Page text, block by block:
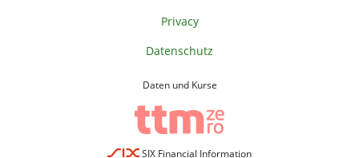
Privacy
Datenschutz
Daten und Kurse
SIX Financial Information